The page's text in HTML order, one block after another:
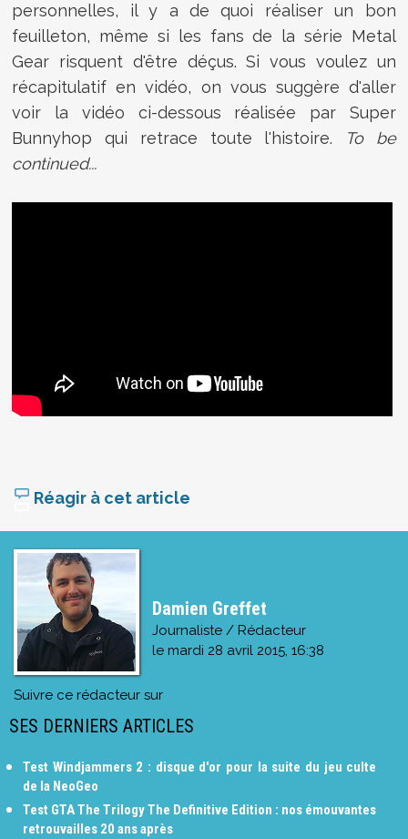
personnelles, il y a de quoi réaliser un bon
feuilleton, même si les fans de la série Metal
Gear risquent d'être déçus. Si vous voulez un
récapitulatif en vidéo, on vous suggère d'aller
voir la vidéo ci-dessous réalisée par Super
Bunnyhop qui retrace toute l'histoire.
To be
continued...
Réagir à cet article
Damien Greffet
Journaliste / Rédacteur
le mardi 28 avril 2015, 16:38
Suivre ce rédacteur sur
SES DERNIERS ARTICLES
Test Windjammers 2 : disque d'or pour la suite du jeu culte
de la NeoGeo
Test GTA The Trilogy The Definitive Edition : nos émouvantes
retrouvailles 20 ans après